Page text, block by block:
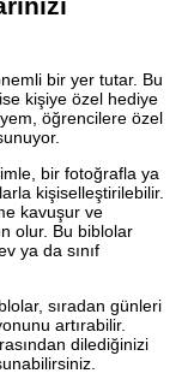
bir yer tutar. Bu
kişiye özel hediye
öğrencilere özel
bir fotoğrafla ya
kişiselleştirilebilir.
kavuşur ve
olur. Bu biblolar
ya da sınıf
sıradan günleri
artırabilir.
dilediğinizi